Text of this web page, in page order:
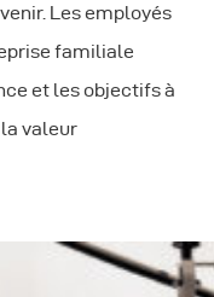
Les employés
familiale
et les objectifs à
valeur